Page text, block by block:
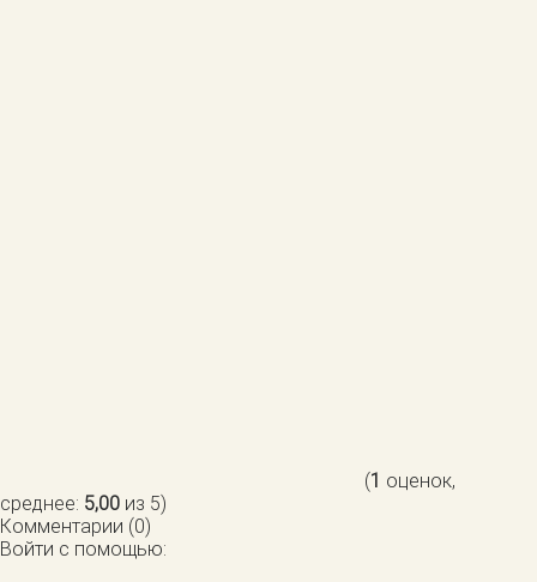
(1 оценок,
среднее: 5,00 из 5)
Комментарии (0)
Войти с помощью: